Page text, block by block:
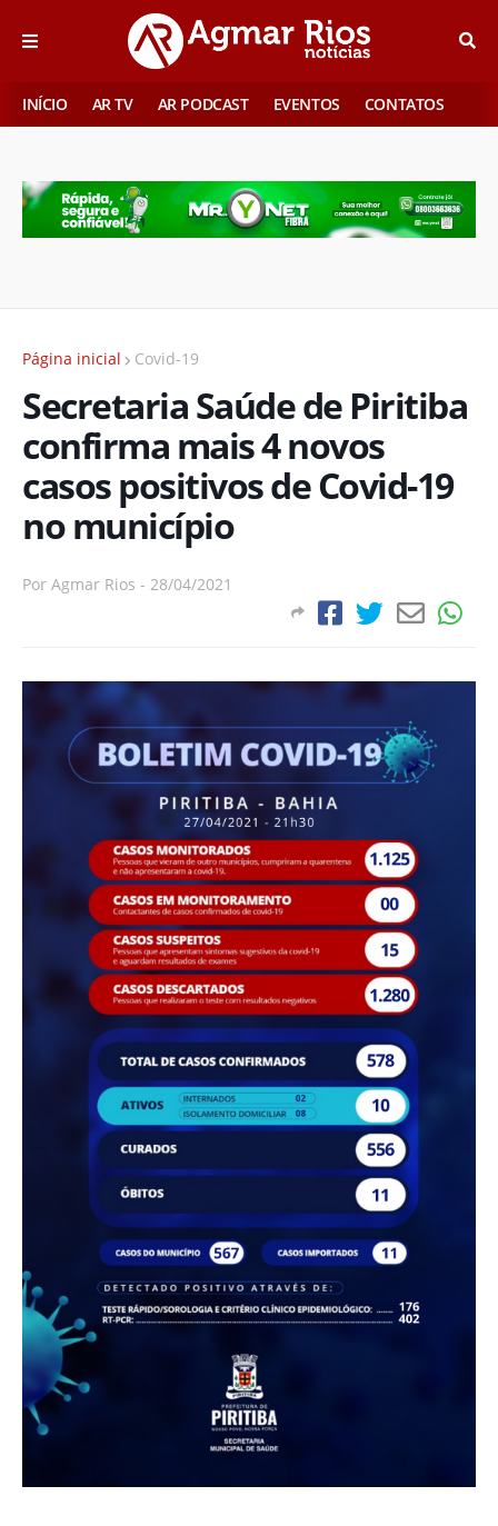
INÍCIO AR TV AR PODCAST EVENTOS CONTATOS
Página inicial Covid-19
Secretaria Saúde de Piritiba
confirma mais 4 novos
casos positivos de Covid-19
no município
Por Agmar Rios - 28/04/2021